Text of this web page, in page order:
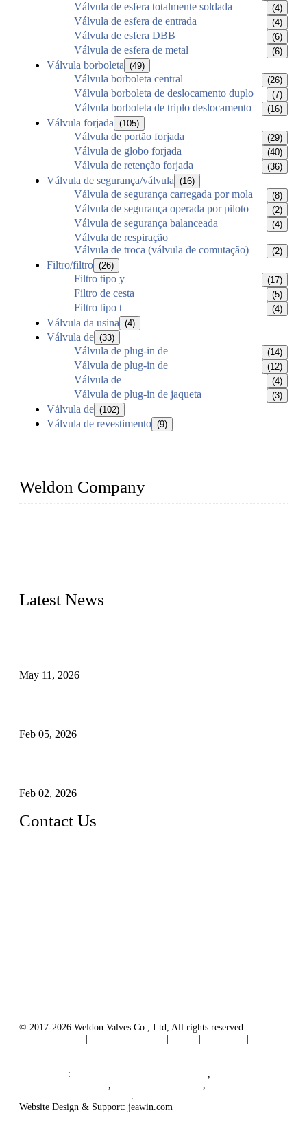
Válvula de esfera totalmente soldada (4)
Válvula de esfera de entrada (4)
Válvula de esfera DBB (6)
Válvula de esfera de metal (6)
Válvula borboleta (49)
Válvula borboleta central (26)
Válvula borboleta de deslocamento duplo (7)
Válvula borboleta de triplo deslocamento (16)
Válvula forjada (105)
Válvula de portão forjada (29)
Válvula de globo forjada (40)
Válvula de retenção forjada (36)
Válvula de segurança/válvula (16)
Válvula de segurança carregada por mola (8)
Válvula de segurança operada por piloto (2)
Válvula de segurança balanceada (4)
Válvula de respiração
Válvula de troca (válvula de comutação)
(2)
Filtro/filtro (26)
Filtro tipo y (17)
Filtro de cesta (5)
Filtro tipo t (4)
Válvula da usina (4)
Válvula de (33)
Válvula de plug-in de (14)
Válvula de plug-in de (12)
Válvula de (4)
Válvula de plug-in de jaqueta (3)
Válvula de (102)
Válvula de revestimento (9)
Weldon Company
Latest News
May 11, 2026
Feb 05, 2026
Feb 02, 2026
Contact Us
© 2017-2026 Weldon Valves Co., Ltd, All rights reserved.
:
,
,
,
.
Website Design & Support: jeawin.com